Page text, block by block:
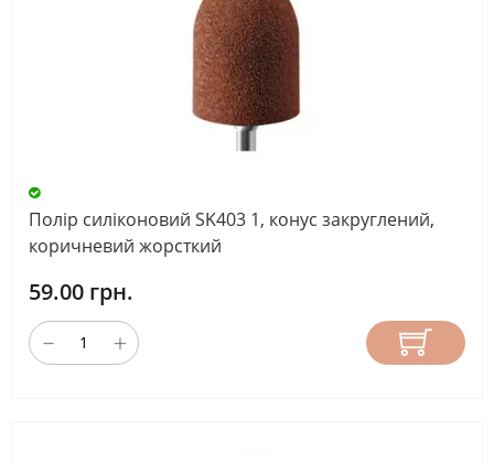
Полір силіконовий SK403 1, конус закруглений,
коричневий жорсткий
59.00 грн.